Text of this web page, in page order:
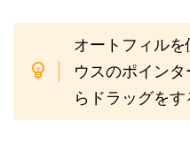
オートフィル
ウスのポイン
らドラッグを